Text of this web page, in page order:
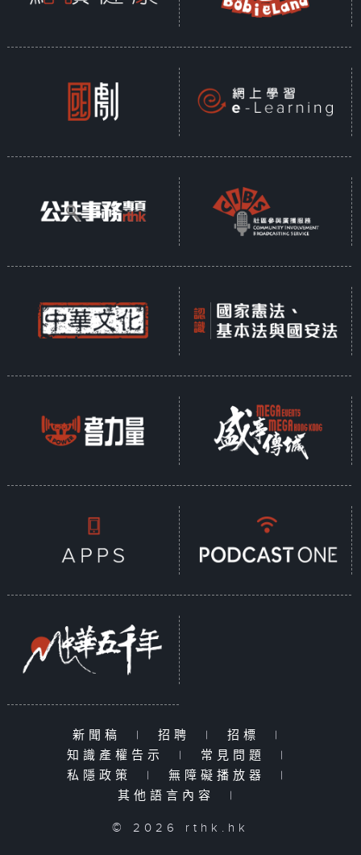
新聞稿 | 招聘 | 招標
|
知識產權告示
| 常見問題
|
私隱政策
| 無障礙播放器
|
其他語言內容
|
© 2026 rthk.hk